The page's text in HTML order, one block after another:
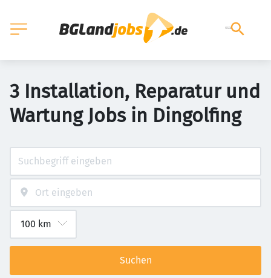
3 Installation, Reparatur und
Wartung Jobs in Dingolfing
Suchen